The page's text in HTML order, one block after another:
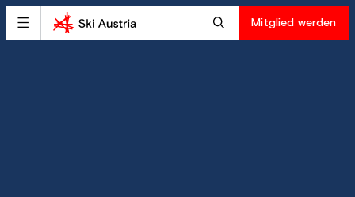
Mitglied werden